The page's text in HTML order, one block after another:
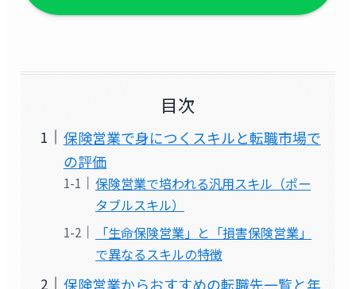
目次
保険営業で身につくスキルと転職市場で
の評価
保険営業で培われる汎用スキル（ポー
タブルスキル）
「生命保険営業」と「損害保険営業」
で異なるスキルの特徴
保険営業からおすすめの転職先一覧と年